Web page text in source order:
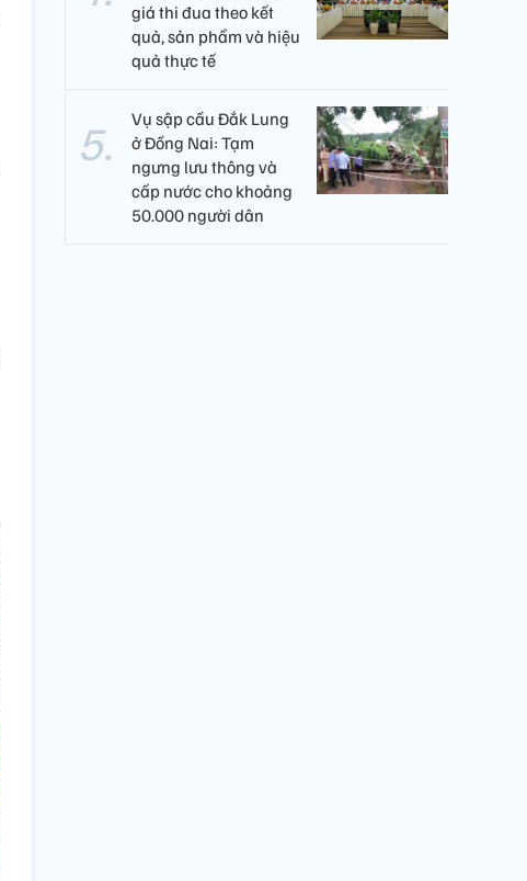
giá thi đua theo kết
quả, sản phẩm và hiệu
quả thực tế
Vụ sập cầu Đắk Lung
ở Đồng Nai: Tạm
ngưng lưu thông và
cấp nước cho khoảng
50.000 người dân